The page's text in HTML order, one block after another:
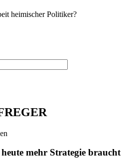
heimischer Politiker?
mehr Strategie braucht